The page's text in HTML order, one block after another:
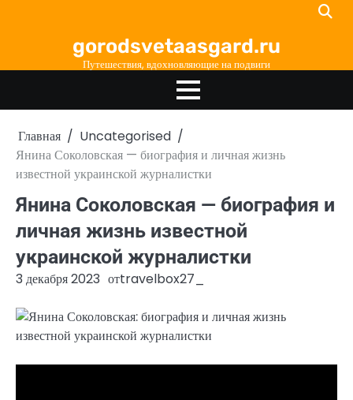
gorodsvetaasgard.ru
Путешествия, вдохновляющие на подвиги
Главная
Uncategorised
Янина Соколовская — биография и личная жизнь
известной украинской журналистки
Янина Соколовская — биография и
личная жизнь известной
украинской журналистки
3 декабря 2023 отtravelbox27_